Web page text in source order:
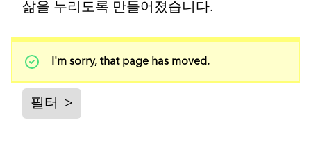
삶을 누리도록 만들어졌습니다.
상
메
시
지
I'm sorry, that page has moved.
필터 >